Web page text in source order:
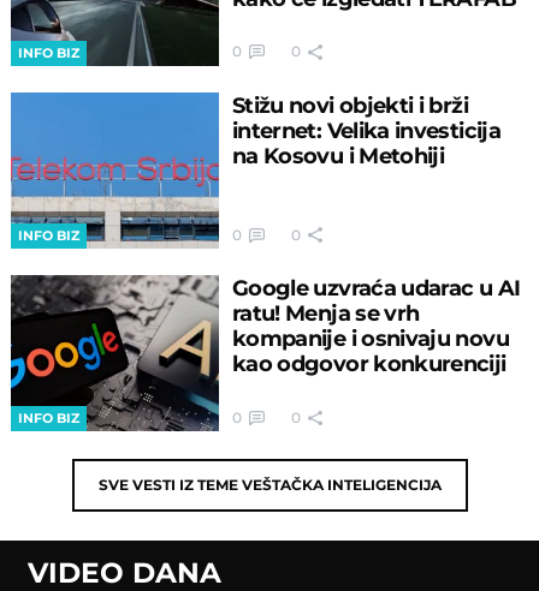
INFO BIZ 0 0
INFO BIZ
Stižu novi objekti i brži
internet: Velika investicija
na Kosovu i Metohiji
0 0
INFO BIZ
Google uzvraća udarac u AI
ratu! Menja se vrh
kompanije i osnivaju novu
kao odgovor konkurenciji
0 0
SVE VESTI IZ TEME VEŠTAČKA INTELIGENCIJA
VIDEO DANA